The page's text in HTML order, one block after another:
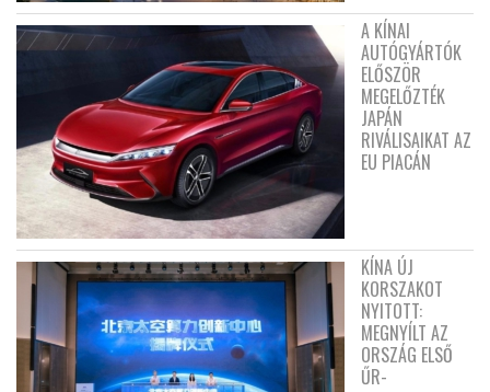
A KÍNAI
AUTÓGYÁRTÓK
ELŐSZÖR
MEGELŐZTÉK
JAPÁN
RIVÁLISAIKAT AZ
EU PIACÁN
KÍNA ÚJ
KORSZAKOT
NYITOTT:
MEGNYÍLT AZ
ORSZÁG ELSŐ
ŰR-